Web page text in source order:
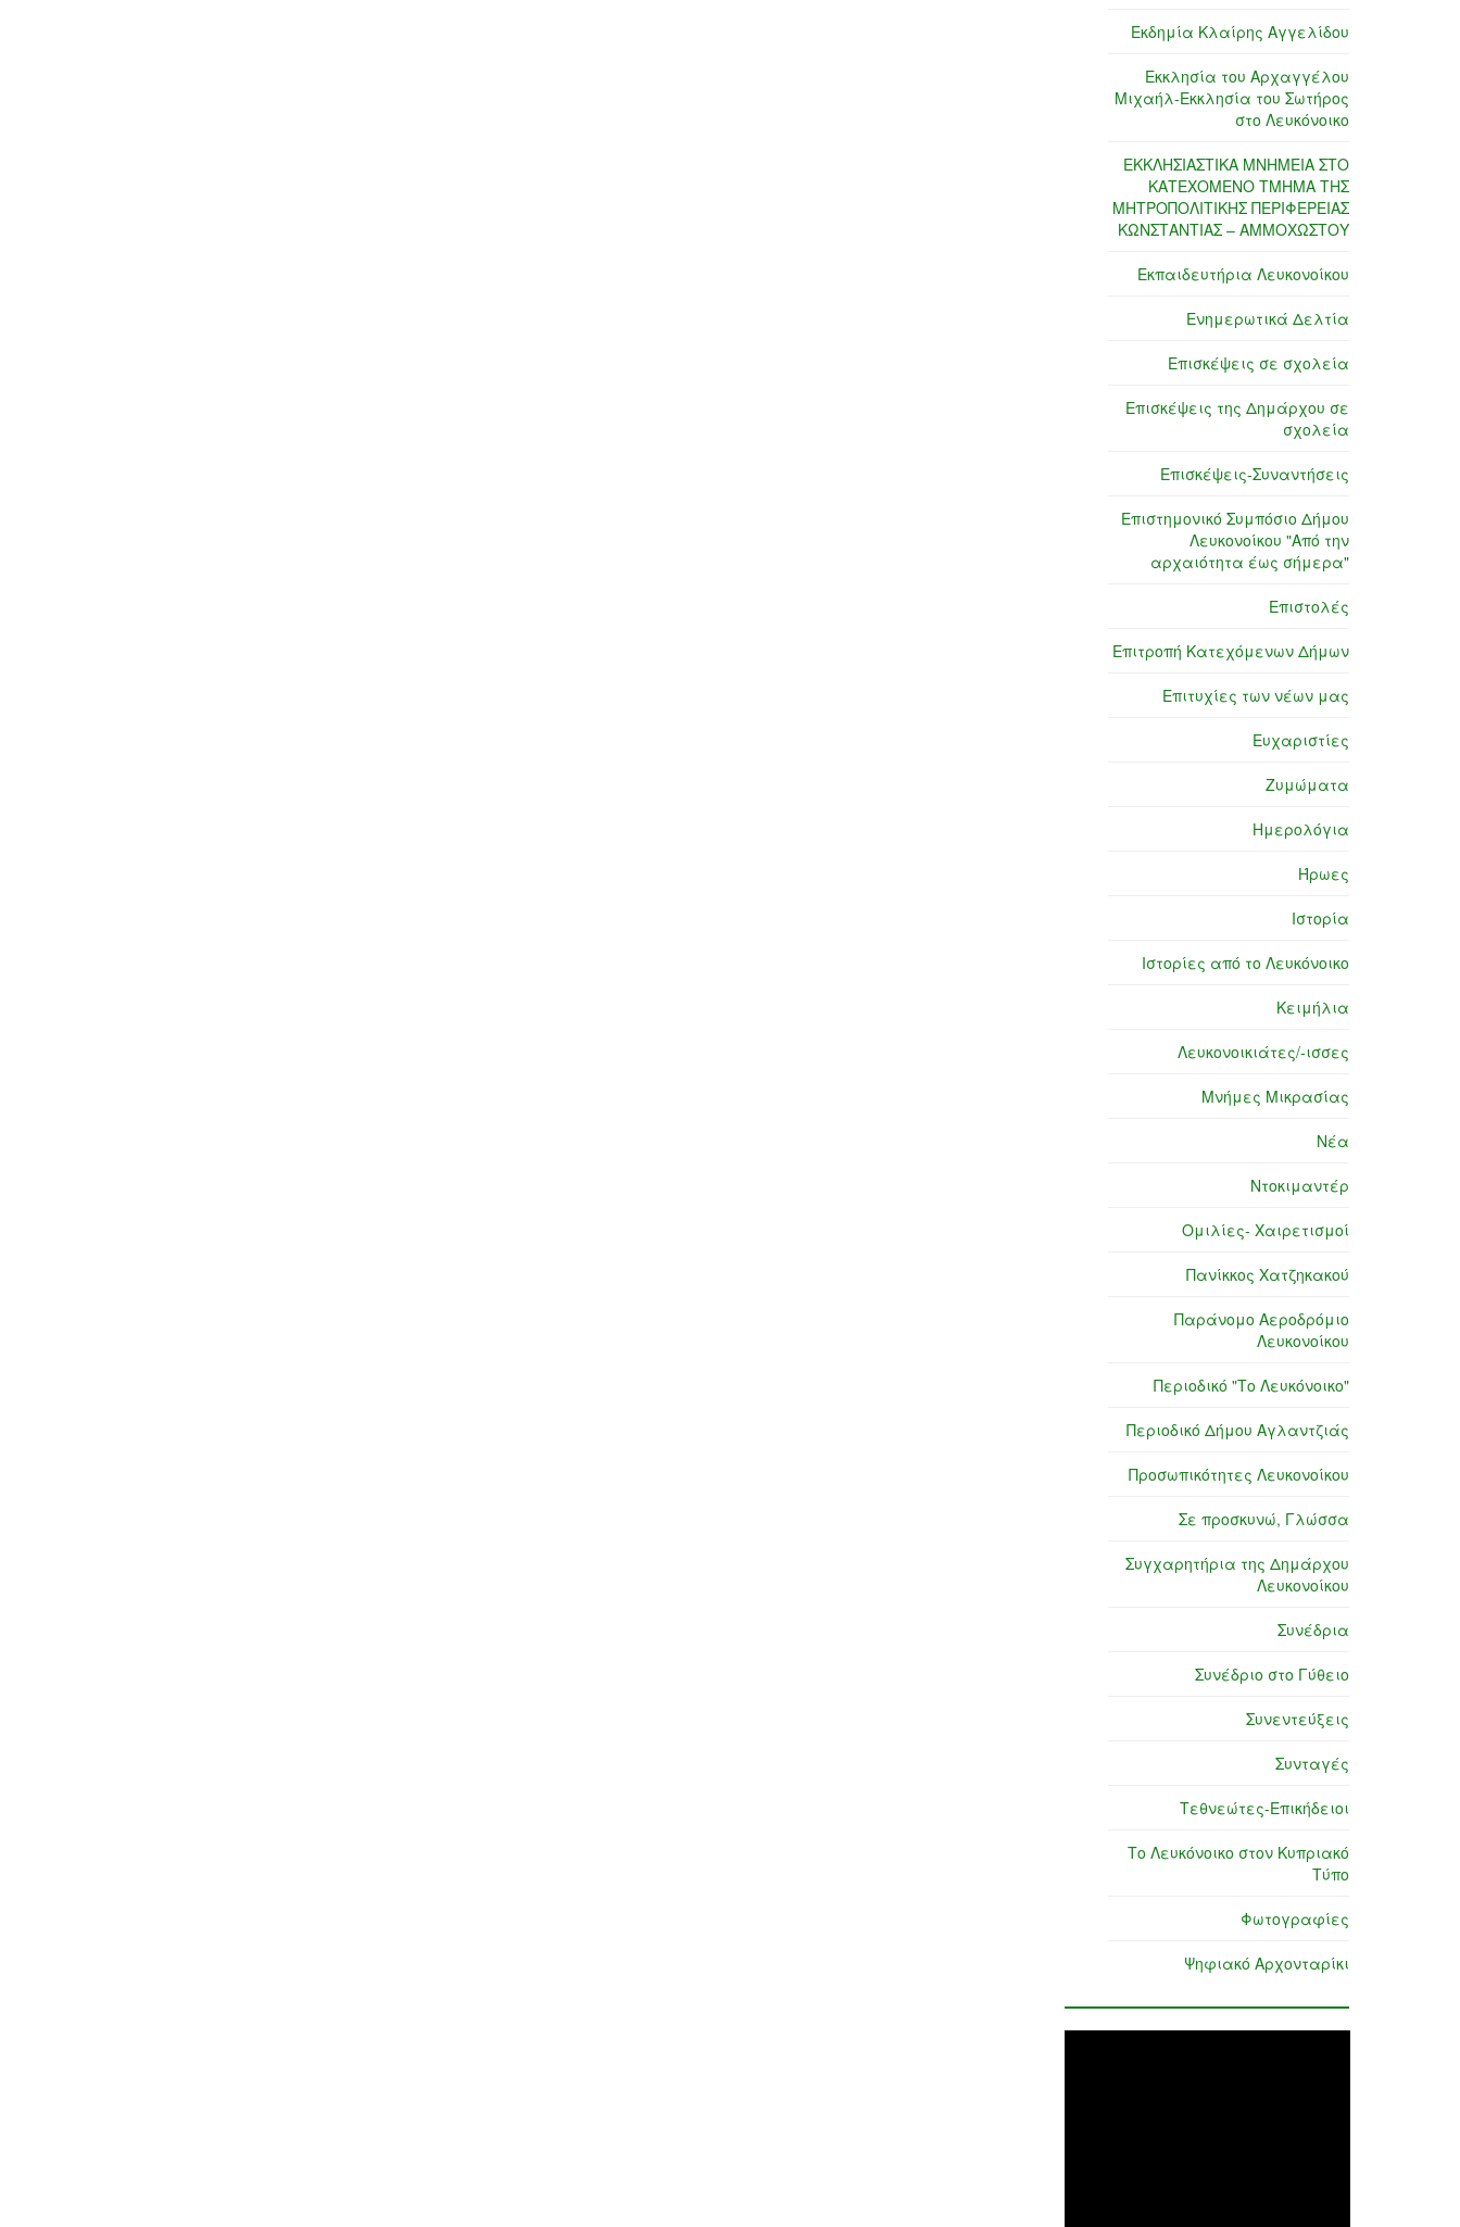
Εκδημία Κλαίρης Αγγελίδου
Εκκλησία του Αρχαγγέλου
Μιχαήλ-Εκκλησία του Σωτήρος
στο Λευκόνοικο
ΕΚΚΛΗΣΙΑΣΤΙΚΑ ΜΝΗΜΕΙΑ ΣΤΟ
ΚΑΤΕΧΟΜΕΝΟ ΤΜΗΜΑ ΤΗΣ
ΜΗΤΡΟΠΟΛΙΤΙΚΗΣ ΠΕΡΙΦΕΡΕΙΑΣ
ΚΩΝΣΤΑΝΤΙΑΣ – ΑΜΜΟΧΩΣΤΟΥ
Εκπαιδευτήρια Λευκονοίκου
Ενημερωτικά Δελτία
Επισκέψεις σε σχολεία
Επισκέψεις της Δημάρχου σε
σχολεία
Επισκέψεις-Συναντήσεις
Επιστημονικό Συμπόσιο Δήμου
Λευκονοίκου "Από την
αρχαιότητα έως σήμερα"
Επιστολές
Επιτροπή Κατεχόμενων Δήμων
Επιτυχίες των νέων μας
Ευχαριστίες
Ζυμώματα
Ημερολόγια
Ήρωες
Ιστορία
Ιστορίες από το Λευκόνοικο
Κειμήλια
Λευκονοικιάτες/-ισσες
Μνήμες Μικρασίας
Νέα
Ντοκιμαντέρ
Ομιλίες- Χαιρετισμοί
Πανίκκος Χατζηκακού
Παράνομο Αεροδρόμιο
Λευκονοίκου
Περιοδικό "Το Λευκόνοικο"
Περιοδικό Δήμου Αγλαντζιάς
Προσωπικότητες Λευκονοίκου
Σε προσκυνώ, Γλώσσα
Συγχαρητήρια της Δημάρχου
Λευκονοίκου
Συνέδρια
Συνέδριο στο Γύθειο
Συνεντεύξεις
Συνταγές
Τεθνεώτες-Επικήδειοι
Το Λευκόνοικο στον Κυπριακό
Τύπο
Φωτογραφίες
Ψηφιακό Αρχονταρίκι